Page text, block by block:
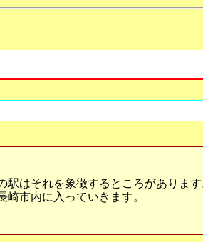
はそれを象徴するところがありま
市内に入っていきます。